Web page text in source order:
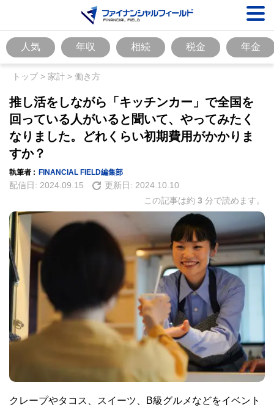
人気 年収 相続 税金 年金
トップ> 家計 > 働き方
推し活をしながら「キッチンカー」で全国を
回っている人がいると聞いて、やってみたく
なりました。どれくらい初期費用がかかりま
すか？
執筆者 : FINANCIAL FIELD編集部
配信日: 2024.09.15 更新日: 2024.10.10
この記事は約 3 分で読めます。
クレープやタコス、スイーツ、B級グルメなどをイベント